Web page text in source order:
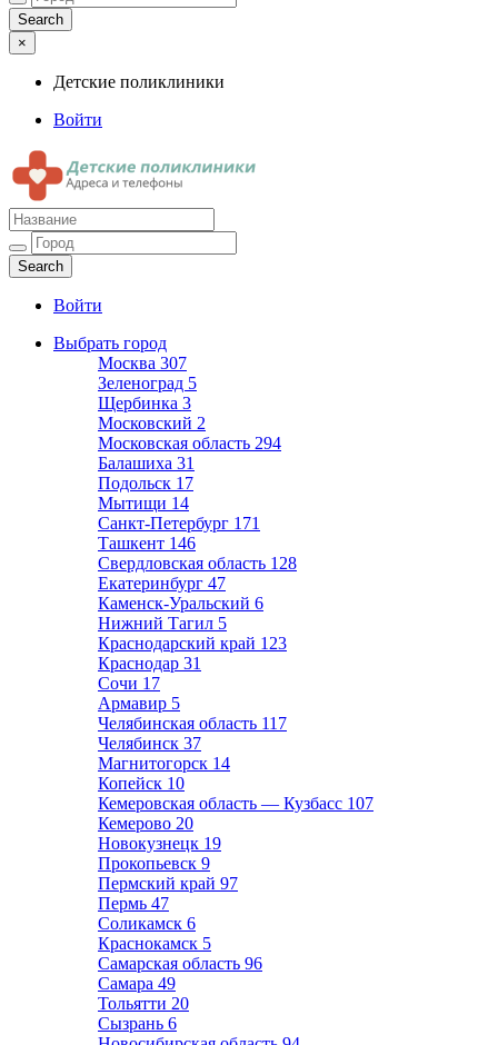
×
Детские поликлиники
Войти
Детские поликлиники
Адреса и телефоны поликлиник
Войти
Выбрать город
Москва 307
Зеленоград 5
Щербинка 3
Московский 2
Московская область 294
Балашиха 31
Подольск 17
Мытищи 14
Санкт-Петербург 171
Ташкент 146
Свердловская область 128
Екатеринбург 47
Каменск-Уральский 6
Нижний Тагил 5
Краснодарский край 123
Краснодар 31
Сочи 17
Армавир 5
Челябинская область 117
Челябинск 37
Магнитогорск 14
Копейск 10
Кемеровская область — Кузбасс 107
Кемерово 20
Новокузнецк 19
Прокопьевск 9
Пермский край 97
Пермь 47
Соликамск 6
Краснокамск 5
Самарская область 96
Самара 49
Тольятти 20
Сызрань 6